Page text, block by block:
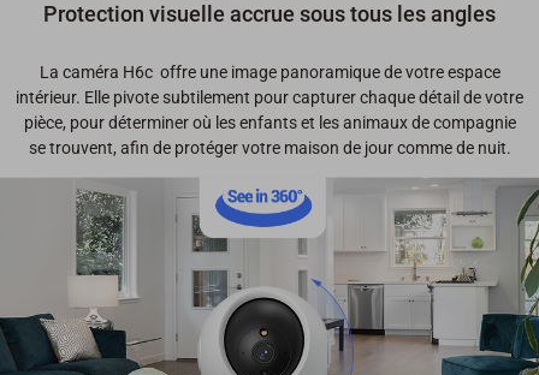
Protection visuelle accrue sous tous les angles
La caméra H6c offre une image panoramique de votre espace
intérieur. Elle pivote subtilement pour capturer chaque détail de votre
pièce, pour déterminer où les enfants et les animaux de compagnie
se trouvent, afin de protéger votre maison de jour comme de nuit.